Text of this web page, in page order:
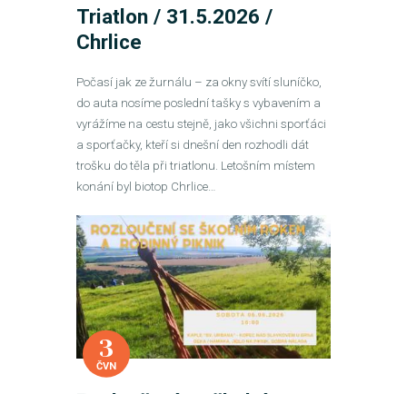
Triatlon / 31.5.2026 /
Chrlice
Počasí jak ze žurnálu – za okny svítí sluníčko,
do auta nosíme poslední tašky s vybavením a
vyrážíme na cestu stejně, jako všichni sporťáci
a sporťačky, kteří si dnešní den rozhodli dát
trošku do těla při triatlonu. Letošním místem
konání byl biotop Chrlice…
3
ČVN